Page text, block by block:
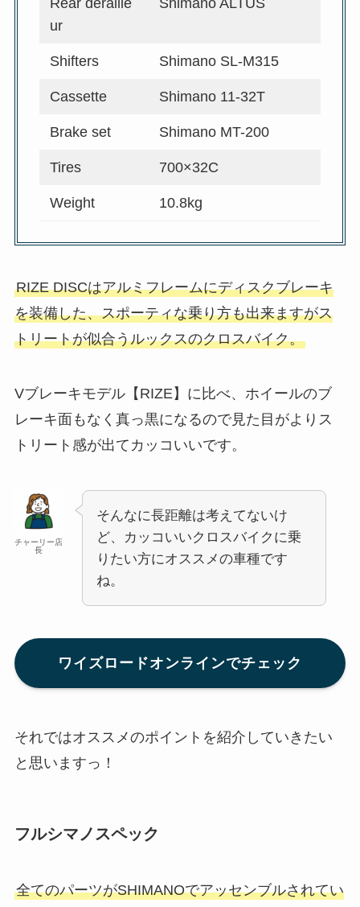
ur
Shifters Shimano SL-M315
Cassette Shimano 11-32T
Brake set Shimano MT-200
Tires 700×32C
Weight 10.8kg
RIZE DISCはアルミフレームにディスクブレーキ
を装備した、スポーティな乗り方も出来ますがス
トリートが似合うルックスのクロスバイク。
Vブレーキモデル【RIZE】に比べ、ホイールのブ
レーキ面もなく真っ黒になるので見た目がよりス
トリート感が出てカッコいいです。
チャーリー店
長
そんなに長距離は考えてないけ
ど、カッコいいクロスバイクに乗
りたい方にオススメの車種です
ね。
ワイズロードオンラインでチェック
それではオススメのポイントを紹介していきたい
と思いますっ！
フルシマノスペック
全てのパーツがSHIMANOでアッセンブルされてい